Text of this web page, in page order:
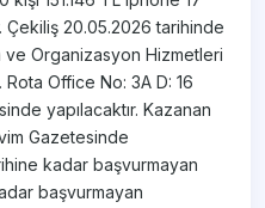
Çekiliş 20.05.2026 tarihinde
ve Organizasyon Hizmetleri
Rota Office No: 3A D: 16
yapılacaktır. Kazanan
Gazetesinde
kadar başvurmayan
başvurmayan